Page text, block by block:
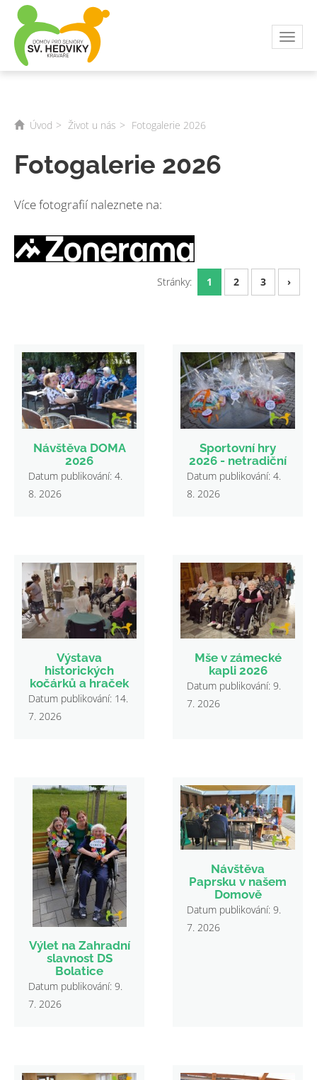
Úvod Život u nás Fotogalerie 2026
Fotogalerie 2026
Více fotografií naleznete na:
Stránky: 1 2 3 ›
Návštěva DOMA
2026
Datum publikování: 4.
8. 2026
Sportovní hry
2026 - netradiční
Datum publikování: 4.
8. 2026
Výstava
historických
kočárků a hraček
Datum publikování: 14.
7. 2026
Mše v zámecké
kapli 2026
Datum publikování: 9.
7. 2026
Výlet na Zahradní
slavnost DS
Bolatice
Datum publikování: 9.
7. 2026
Návštěva
Paprsku v našem
Domově
Datum publikování: 9.
7. 2026